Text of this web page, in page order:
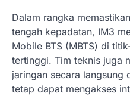
Dalam rangka
tengah kepadatan, IM3
Mobile BTS (MBTS) di
tertinggi. Tim teknis juga
jaringan secara langsung
tetap dapat mengakses